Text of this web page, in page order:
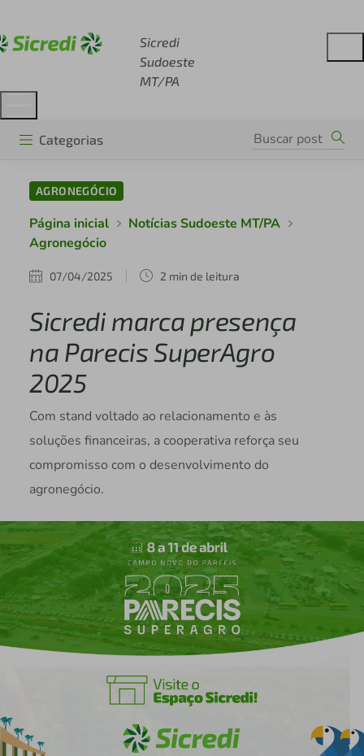
Sicredi
Sudoeste
MT/PA
Categorias
AGRONEGÓCIO
Página inicial
Notícias Sudoeste MT/PA
Agronegócio
07/04/2025 2 min de leitura
Sicredi marca presença
na Parecis SuperAgro
2025
Com stand voltado ao relacionamento e às
soluções financeiras, a cooperativa reforça seu
compromisso com o desenvolvimento do
agronegócio.